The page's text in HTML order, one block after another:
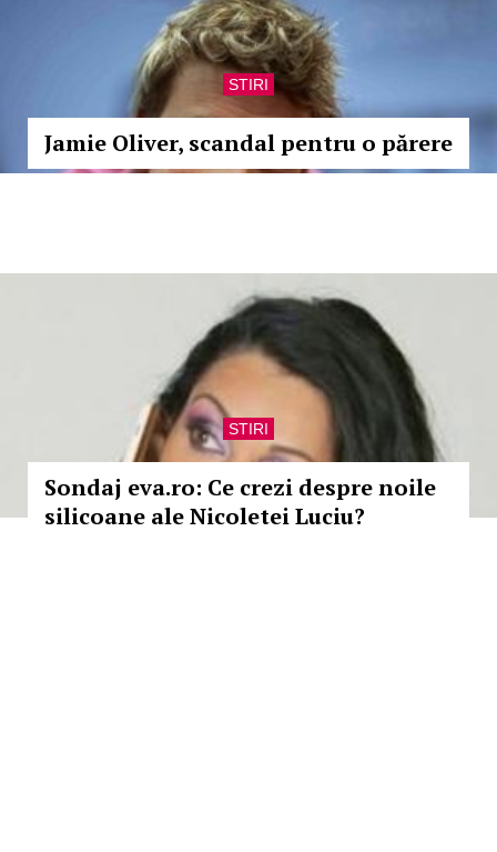
STIRI
Jamie Oliver, scandal pentru o părere
STIRI
Sondaj eva.ro: Ce crezi despre noile
silicoane ale Nicoletei Luciu?